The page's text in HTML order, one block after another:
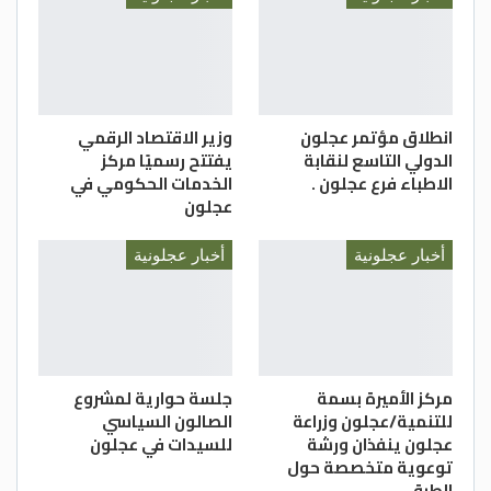
انطلاق مؤتمر عجلون
الدولي التاسع لنقابة
الاطباء فرع عجلون .
وزير الاقتصاد الرقمي
يفتتح رسميًا مركز
الخدمات الحكومي في
عجلون
أخبار عجلونية
مركز الأميرة بسمة
للتنمية/عجلون وزراعة
عجلون ينفذان ورشة
توعوية متخصصة حول
أخبار عجلونية
جلسة حوارية لمشروع
الصالون السياسي
للسيدات في عجلون